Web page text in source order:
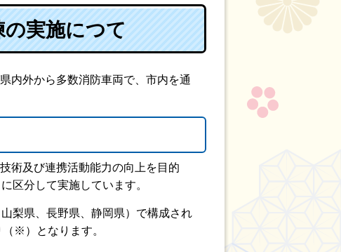
実施につて
内外から多数消防車両で、市内を通
術及び連携活動能力の向上を目的
区分して実施しています。
梨県、長野県、静岡県）で構成され
※）となります。